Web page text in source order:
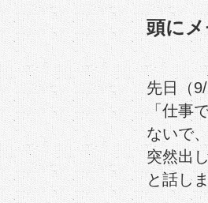
頭に
先日（
「仕事
ないで
突然出
と話し